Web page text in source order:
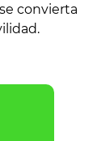
convierta